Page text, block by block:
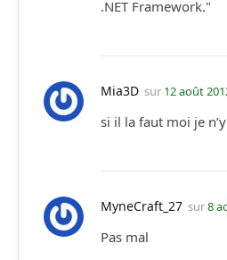
.NET Framework."
Mia3D sur 12 août
si il la faut moi je
MyneCraft_27 sur8
Pas mal